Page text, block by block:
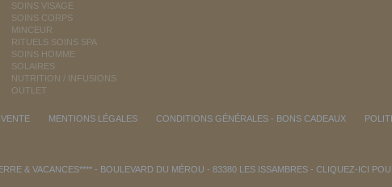
SOINS VISAGE
SOINS CORPS
MINCEUR
RITUELS SOINS SPA
SOINS HOMME
SOLAIRES
NUTRITION / INFUSIONS
OUTLET
MENTIONS LÉGALES CONDITIONS GÉNÉRALES - BONS CADEAUX
& VACANCES**** - BOULEVARD DU MÉROU - 83380 LES ISSAMBRES - CLIQUEZ-ICI